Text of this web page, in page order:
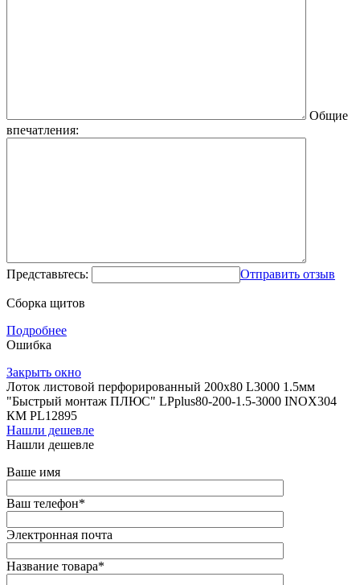
Общие
впечатления:
Представьтесь: Отправить отзыв
Сборка щитов
Подробнее
Ошибка
Закрыть окно
Лоток листовой перфорированный 200х80 L3000 1.5мм
"Быстрый монтаж ПЛЮС" LPplus80-200-1.5-3000 INOX304
КМ PL12895
Нашли дешевле
Нашли дешевле
Ваше имя
Ваш телефон*
Электронная почта
Название товара*